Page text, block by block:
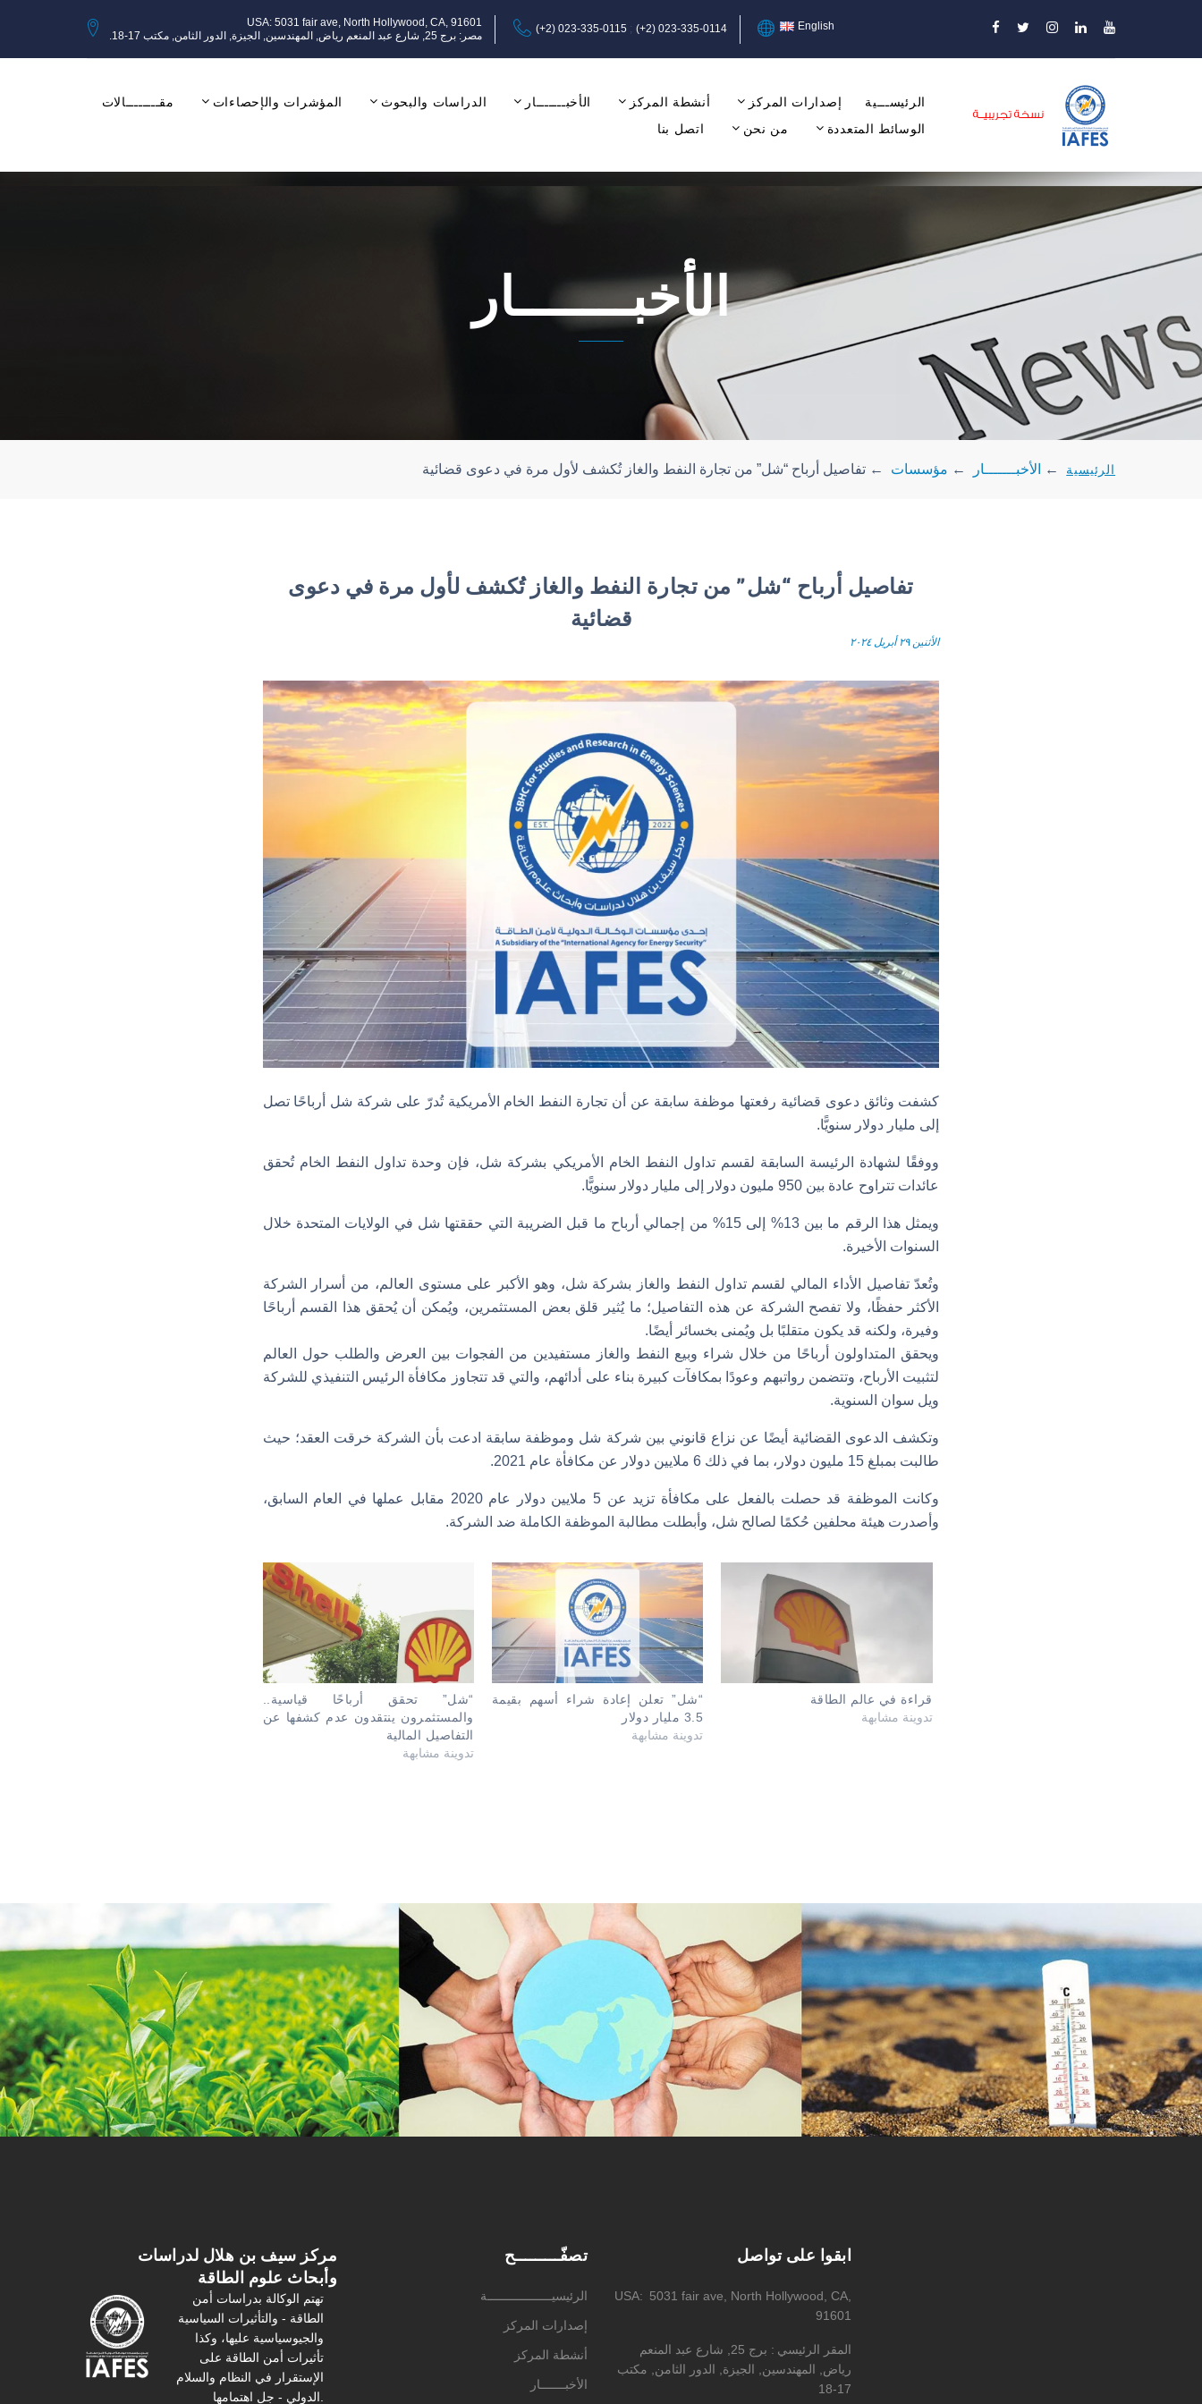
USA: 5031 fair ave, North Hollywood, CA, 91601
مصر: برج 25, شارع عبد المنعم رياض, المهندسين, الجيزة, الدور الثامن, مكتب 17-18.
(+2) 023-335-0115 (+2) 023-335-0114 English
الرئيســـية إصدارات المركز أنشطة المركز الأخبـــــــار الدراسات والبحوث المؤشرات والإحصاءات
مقــــــــالات
الوسائط المتعددة
من نحن اتصل بنا
الأخبـــــــار
الرئيسية ← الأخبـــــــار ← مؤسسات ← تفاصيل أرباح “شل” من تجارة النفط والغاز تُكشف لأول مرة في دعوى قضائية
تفاصيل أرباح “شل” من تجارة النفط والغاز تُكشف لأول مرة في دعوى
قضائية
الأثنين ٢٩ أبريل ٢٠٢٤
كشفت وثائق دعوى قضائية رفعتها موظفة سابقة عن أن تجارة النفط الخام الأمريكية تُدرّ على شركة شل أرباحًا تصل
إلى مليار دولار سنويًّا.
ووفقًا لشهادة الرئيسة السابقة لقسم تداول النفط الخام الأمريكي بشركة شل، فإن وحدة تداول النفط الخام تُحقق
عائدات تتراوح عادة بين 950 مليون دولار إلى مليار دولار سنويًّا.
ويمثل هذا الرقم ما بين 13% إلى 15% من إجمالي أرباح ما قبل الضريبة التي حققتها شل في الولايات المتحدة خلال
السنوات الأخيرة.
وتُعدّ تفاصيل الأداء المالي لقسم تداول النفط والغاز بشركة شل، وهو الأكبر على مستوى العالم، من أسرار الشركة
الأكثر حفظًا، ولا تفصح الشركة عن هذه التفاصيل؛ ما يُثير قلق بعض المستثمرين، ويُمكن أن يُحقق هذا القسم أرباحًا
وفيرة، ولكنه قد يكون متقلبًا بل ويُمنى بخسائر أيضًا.
ويحقق المتداولون أرباحًا من خلال شراء وبيع النفط والغاز مستفيدين من الفجوات بين العرض والطلب حول العالم
لتثبيت الأرباح، وتتضمن رواتبهم وعودًا بمكافآت كبيرة بناء على أدائهم، والتي قد تتجاوز مكافأة الرئيس التنفيذي للشركة
ويل سوان السنوية.
وتكشف الدعوى القضائية أيضًا عن نزاع قانوني بين شركة شل وموظفة سابقة ادعت بأن الشركة خرقت العقد؛ حيث
طالبت بمبلغ 15 مليون دولار، بما في ذلك 6 ملايين دولار عن مكافأة عام 2021.
وكانت الموظفة قد حصلت بالفعل على مكافأة تزيد عن 5 ملايين دولار عام 2020 مقابل عملها في العام السابق،
وأصدرت هيئة محلفين حُكمًا لصالح شل، وأبطلت مطالبة الموظفة الكاملة ضد الشركة.
“شل” تحقق أرباحًا قياسية..
والمستثمرون ينتقدون عدم كشفها عن
التفاصيل المالية
تدوينة مشابهة
“شل” تعلن إعادة شراء أسهم بقيمة
3.5 مليار دولار
تدوينة مشابهة
قراءة في عالم الطاقة
تدوينة مشابهة
مركز سیف بن هلال لدراسات
وأبحاث علوم الطاقة
تهتم الوكالة بدراسات أمن
الطاقة - والتأثیرات السیاسیة
والجیوسیاسیة عليها، وكذا
تأثیرات أمن الطاقة على
الإستقرار في النظام والسلام
تصفّـــــــــح
الرئيسيــــــــــــــــــة
إصدارات المركز
أنشطة المركز
الأخبـــــــار
ابقوا على تواصل
USA
5031 fair ave, North Hollywood, CA,
91601
المقر الرئيسي
برج 25, شارع عبد المنعم
رياض, المهندسين, الجيزة, الدور الثامن, مكتب
17-18